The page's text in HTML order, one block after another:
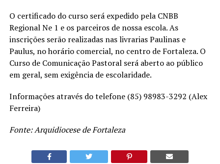
O certificado do curso será expedido pela CNBB
Regional Ne 1 e os parceiros de nossa escola. As
inscrições serão realizadas nas livrarias Paulinas e
Paulus, no horário comercial, no centro de Fortaleza. O
Curso de Comunicação Pastoral será aberto ao público
em geral, sem exigência de escolaridade.
Informações através do telefone (85) 98983-3292 (Alex
Ferreira)
Fonte: Arquidiocese de Fortaleza